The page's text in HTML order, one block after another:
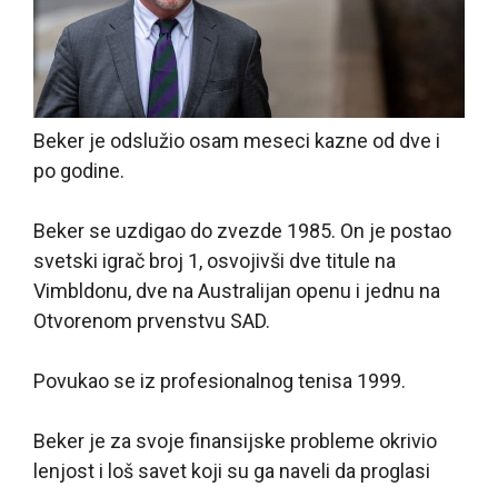
Beker je odslužio osam meseci kazne od dve i
po godine.
Beker se uzdigao do zvezde 1985. On je postao
svetski igrač broj 1, osvojivši dve titule na
Vimbldonu, dve na Australijan openu i jednu na
Otvorenom prvenstvu SAD.
Povukao se iz profesionalnog tenisa 1999.
Beker je za svoje finansijske probleme okrivio
lenjost i loš savet koji su ga naveli da proglasi